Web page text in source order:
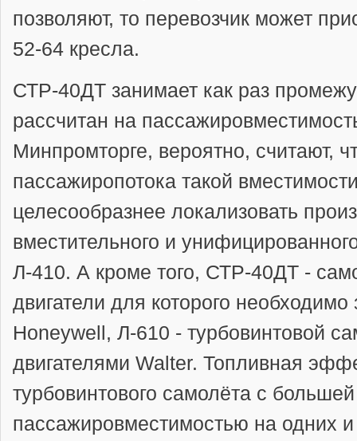
позволяют, то перевозчик может
52-64 кресла.
СТР-40ДТ занимает как раз
рассчитан на
Минпромторге, вероятно, считают,
пассажиропотока такой
целесообразнее локализовать
вместительного и
Л-410. А кроме того, СТР-40ДТ -
двигатели для которого
Honeywell, Л-610 - турбовинтовой
двигателями Walter. Топливная
турбовинтового самолёта с большей
пассажировместимостью на одних